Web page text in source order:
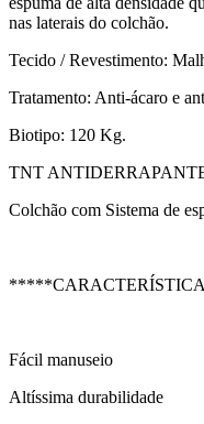
nas laterais do colchão.
Tecido / Revestimento:
Tratamento: Anti-ácaro e
Biotipo: 120 Kg.
TNT
Colchão com Sistema de
Fácil manuseio
Altíssima durabilidade